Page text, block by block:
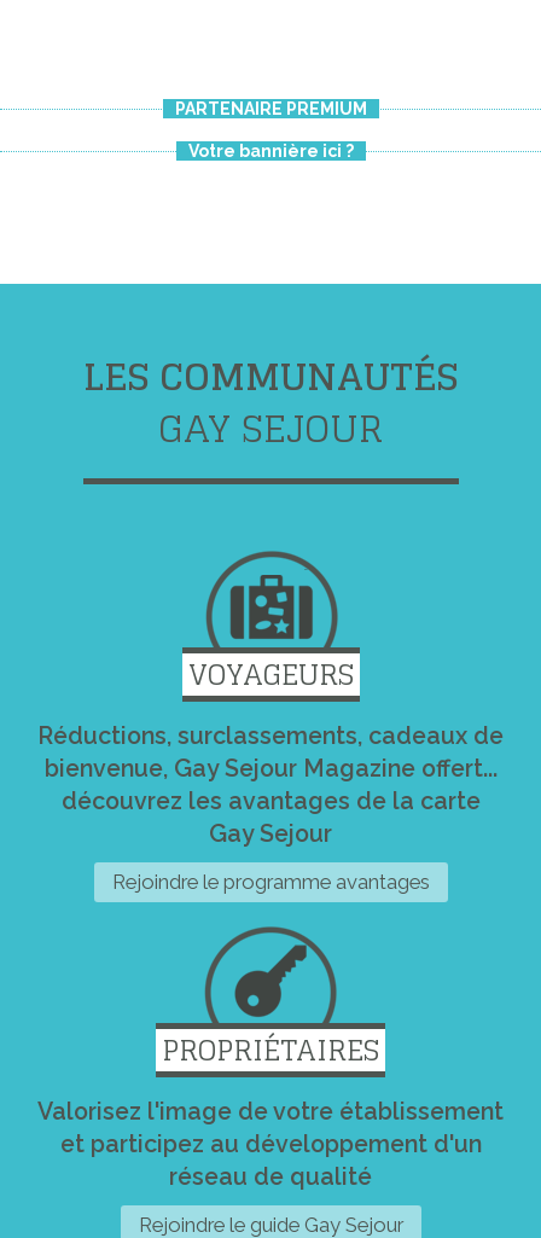
PARTENAIRE PREMIUM
Votre bannière ici ?
LES COMMUNAUTÉS
GAY SEJOUR
VOYAGEURS
Réductions, surclassements, cadeaux de
bienvenue, Gay Sejour Magazine offert...
découvrez les avantages de la carte
Gay Sejour
Rejoindre le programme avantages
PROPRIÉTAIRES
Valorisez l'image de votre établissement
et participez au développement d'un
réseau de qualité
Rejoindre le guide Gay Sejour